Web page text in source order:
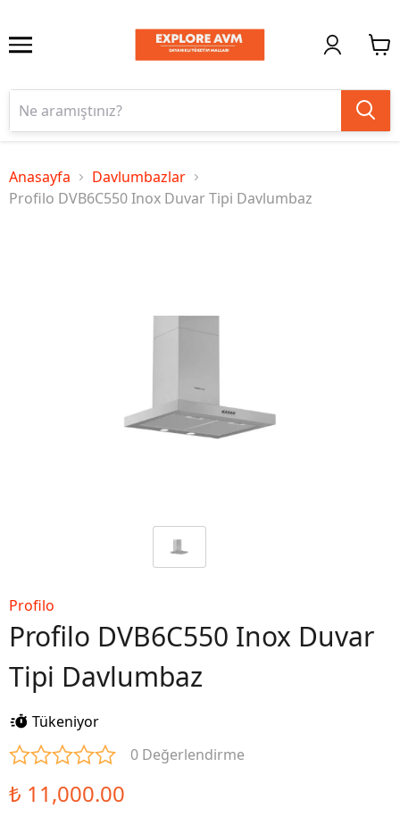
Anasayfa
Davlumbazlar
Profilo DVB6C550 Inox Duvar Tipi Davlumbaz
Profilo
Profilo DVB6C550 Inox Duvar
Tipi Davlumbaz
Tükeniyor
0 Değerlendirme
₺ 11,000.00